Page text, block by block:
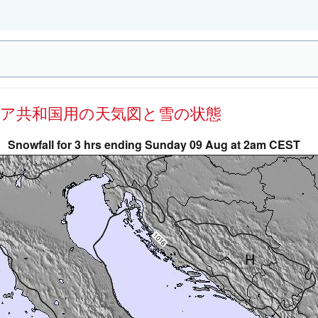
ア共和国用の天気図と雪の状態
Snowfall for 3 hrs ending Sunday 09 Aug at 2am CEST